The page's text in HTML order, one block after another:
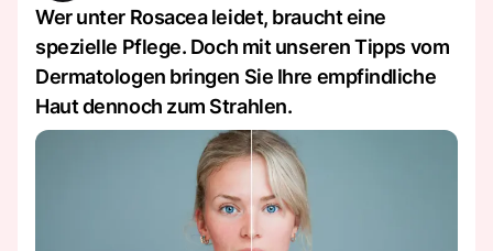
Wer unter Rosacea leidet, braucht eine
spezielle Pflege. Doch mit unseren Tipps vom
Dermatologen bringen Sie Ihre empfindliche
Haut dennoch zum Strahlen.